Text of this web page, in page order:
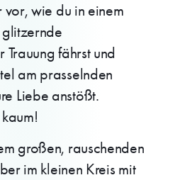
vor, wie du in einem
fährst und
am prasselnden
Liebe anstößt.
großen, rauschenden
im kleinen Kreis mit